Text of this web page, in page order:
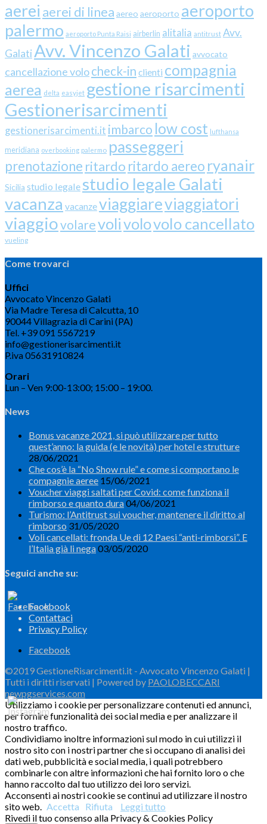
aerei aerei di linea aereo aeroporto aeroporto
palermo aeroporto Punta Raisi airberlin alitalia antitrust Avv.
GalatiAvv. Vincenzo Galati avvocato
cancellazione volocheck-in clienti compagnia
aerea delta easyjet gestione risarcimenti
Gestionerisarcimenti
gestionerisarcimenti.it imbarco low cost lufthansa
meridiana overbooking palermo passeggeri
prenotazione ritardo ritardo aereo ryanair
Sicilia studio legale studio legale Galati
vacanza vacanzeviaggiareviaggiatori
viaggiovolarevolivolovolo cancellato
vueling
Come trovarci
Uffici
Avvocato Vincenzo Galati
Via Madre Teresa di Calcutta, 10
90044 Villagrazia di Carini (PA)
Tel. +39 091 5567219
info@gestionerisarcimenti.it
P.iva 05631910824
Orari
Lun – Ven 9:00-13:00; 15:00 – 19:00.
News
Bonus vacanze 2021, si può utilizzare per tutto
quest’anno: la guida (e le novità) per hotel e strutture
28/06/2021
Che cos’è la “No Show rule” e come si comportano le
compagnie aeree 15/06/2021
Voucher viaggi saltati per Covid: come funziona il
rimborso e quanto dura04/06/2021
Turismo: l’Antitrust sui voucher, mantenere il diritto al
rimborso 31/05/2020
Voli cancellati: fronda Ue di 12 Paesi “anti-rimborsi”. E
l’Italia già li nega03/05/2020
Seguici anche su:
Facebook
Contattaci
Privacy Policy
Facebook
©2019 GestioneRisarcimenti.it - Avvocato Vincenzo Galati |
Tutti i diritti riservati | Powered by PAOLOBECCARI
newpgservices.com
Utilizziamo i cookie per personalizzare contenuti ed annunci,
per fornire funzionalità dei social media e per analizzare il
nostro traffico.
Condividiamo inoltre informazioni sul modo in cui utilizzi il
nostro sito con i nostri partner che si occupano di analisi dei
dati web, pubblicità e social media, i quali potrebbero
combinarle con altre informazioni che hai fornito loro o che
hanno raccolto dal tuo utilizzo dei loro servizi.
Acconsenti ai nostri cookie se continui ad utilizzare il nostro
sito web. Accetta Rifiuta
Leggi tutto
Rivedi il tuo consenso alla Privacy & Cookies Policy